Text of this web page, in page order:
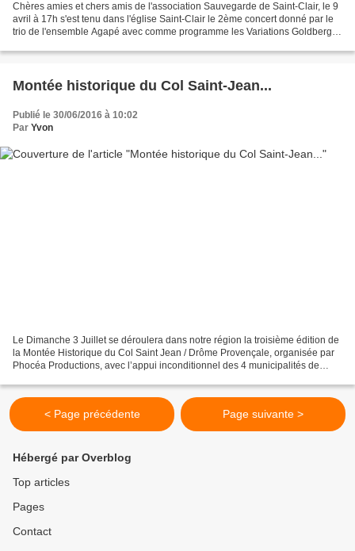
Chères amies et chers amis de l'association Sauvegarde de Saint-Clair, le 9
avril à 17h s'est tenu dans l'église Saint-Clair le 2ème concert donné par le
trio de l'ensemble Agapé avec comme programme les Variations Goldberg
Montée historique du Col Saint-Jean...
Publié le 30/06/2016 à 10:02
Par Yvon
Le Dimanche 3 Juillet se déroulera dans notre région la troisième édition de
la Montée Historique du Col Saint Jean / Drôme Provençale, organisée par
Phocéa Productions, avec l’appui inconditionnel des 4 municipalités de
< Page précédente Page suivante >
Hébergé par Overblog
Top articles
Pages
Contact